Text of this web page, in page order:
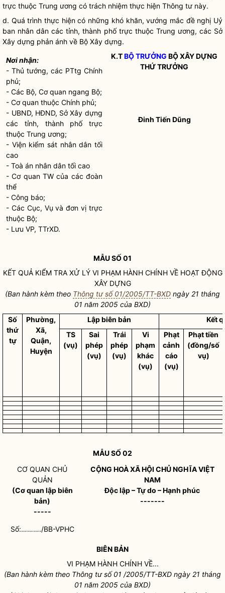
trực thuộc Trung ương có trách nhiệm thực hiện Thông tư này.
d. Quá trình thực hiện có những khó khăn, vướng mắc đề nghị Uỷ
ban nhân dân các tỉnh, thành phố trực thuộc Trung ương, các Sở
Xây dựng phản ánh về Bộ Xây dựng.
Nơi nhận:
- Thủ tướng, các PTtg Chính
phủ;
- Các Bộ, Cơ quan ngang Bộ;
- Cơ quan thuộc Chính phủ;
- UBND, HĐND, Sở Xây dựng
các tỉnh, thành phố trực
thuộc Trung ương;
- Viện kiểm sát nhân dân tối
cao
- Toà án nhân dân tối cao
- Cơ quan TW của các đoàn
thể
- Công báo;
- Các Cục, Vụ và đơn vị trực
thuộc Bộ;
- Lưu VP, TTrXD.
K.TBỘ TRƯỞNG BỘ XÂY DỰNG
THỨ TRƯỞNG
Đinh Tiến Dũng
MẪU SỐ 01
KẾT QUẢ KIỂM TRA XỬ LÝ VI PHẠM HÀNH CHÍNH VỀ HOẠT ĐỘNG
XÂY DỰNG
(Ban hành kèm theo Thông tư số 01/2005/TT-BXD ngày 21 tháng
01 năm 2005 của BXD)
Số
thứ
tự
Phường,
Xã,
Quận,
Huyện
Lập biên bản
Kết
TS
(vụ)
Sai
phép
(vụ)
Trái
phép
(vụ)
Vi
phạm
khác
(vụ)
Phạt
cảnh
cáo
(vụ)
Phạt tiền
(đồng/số
vụ)
MẪU SỐ 02
CƠ QUAN CHỦ
QUẢN
(Cơ quan lập biên
bản)
-----
CỘNG HOÀ XÃ HỘI CHỦ NGHĨA VIỆT
NAM
Độc lập – Tự do – Hạnh phúc
-------
Số:………./BB-VPHC
BIÊN BẢN
VI PHẠM HÀNH CHÍNH VỀ...
(Ban hành kèm theo Thông tư số 01 /2005/TT-BXD ngày 21 tháng
01 năm 2005 của BXD)